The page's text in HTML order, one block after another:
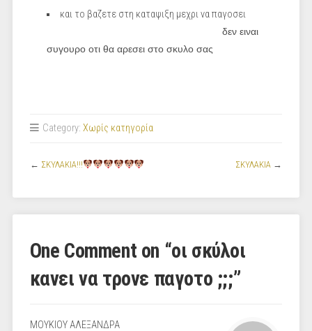
και το βαζετε στη καταψιξη μεχρι να παγοσει
δεν ειναι
συγουρο οτι θα αρεσει στο σκυλο σας
Category: Χωρίς κατηγορία
← ΣΚΥΛΑΚΙΑ!!! ΣΚΥΛΑΚΙΑ →
One Comment on “οι σκύλοι
κανει να τρονε παγοτο ;;;”
MΟΥΚΙΟY ΑΛΕΞΑΝΔΡΑ